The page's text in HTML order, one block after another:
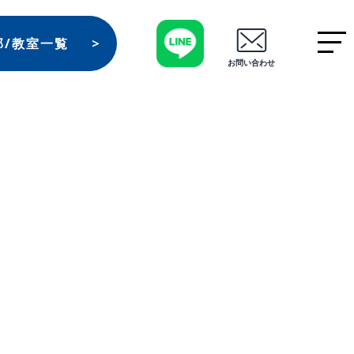
/教室一覧
お問い合わせ